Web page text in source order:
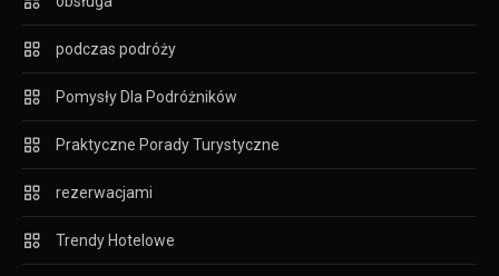
podczas podróży
Pomysły Dla Podróżników
Praktyczne Porady Turystyczne
rezerwacjami
Trendy Hotelowe